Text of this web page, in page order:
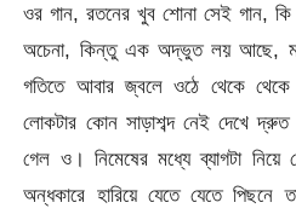
ওর গান, রতনের খুব শোনা সেই গান,
অচেনা, কিন্তু এক অদ্ভুত লয় আছে,
গতিতে আবার জ্বলে ওঠে থেকে
লোকটার কোন সাড়াশব্দ নেই দেখে দ্রুত
গেল ও। নিমেষের মধ্যে ব্যাগটা নিয়ে
অন্ধকারে হারিয়ে যেতে যেতে পিছনে